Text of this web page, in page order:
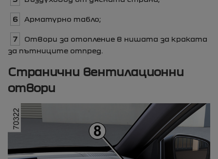
6 Арматурно табло;
7
Отвори за отопление в нишата за краката
за пътниците отпред.
Странични вентилационни
отвори